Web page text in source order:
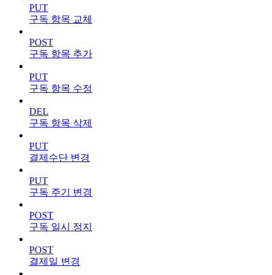
PUT
구독 항목 교체
POST
구독 항목 추가
PUT
구독 항목 수정
DEL
구독 항목 삭제
PUT
결제수단 변경
PUT
구독 주기 변경
POST
구독 일시 정지
POST
결제일 변경